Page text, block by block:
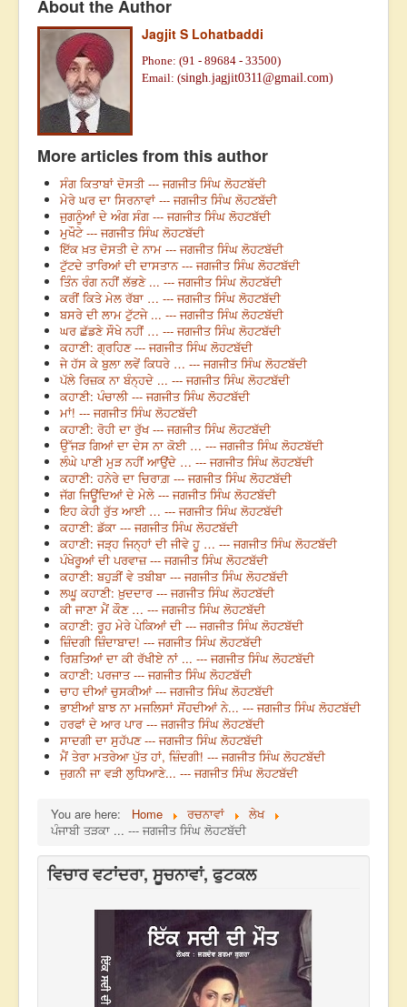
About the Author
Jagjit S Lohatbaddi
Phone: (91 - 89684 - 33500)
Email: (singh.jagjit0311@gmail.com)
More articles from this author
ਸੰਗ ਕਿਤਾਬਾਂ ਦੋਸਤੀ --- ਜਗਜੀਤ ਸਿੰਘ ਲੋਹਟਬੱਦੀ
ਮੇਰੇ ਘਰ ਦਾ ਸਿਰਨਾਵਾਂ --- ਜਗਜੀਤ ਸਿੰਘ ਲੋਹਟਬੱਦੀ
ਜੁਗਨੂੰਆਂ ਦੇ ਅੰਗ ਸੰਗ --- ਜਗਜੀਤ ਸਿੰਘ ਲੋਹਟਬੱਦੀ
ਮੁਖੌਟੇ --- ਜਗਜੀਤ ਸਿੰਘ ਲੋਹਟਬੱਦੀ
ਇੱਕ ਖ਼ਤ ਦੋਸਤੀ ਦੇ ਨਾਮ --- ਜਗਜੀਤ ਸਿੰਘ ਲੋਹਟਬੱਦੀ
ਟੁੱਟਦੇ ਤਾਰਿਆਂ ਦੀ ਦਾਸਤਾਨ --- ਜਗਜੀਤ ਸਿੰਘ ਲੋਹਟਬੱਦੀ
ਤਿੰਨ ਰੰਗ ਨਹੀਂ ਲੱਭਣੇ ... --- ਜਗਜੀਤ ਸਿੰਘ ਲੋਹਟਬੱਦੀ
ਕਰੀਂ ਕਿਤੇ ਮੇਲ ਰੱਬਾ … --- ਜਗਜੀਤ ਸਿੰਘ ਲੋਹਟਬੱਦੀ
ਬਸਰੇ ਦੀ ਲਾਮ ਟੁੱਟਜੇ ... --- ਜਗਜੀਤ ਸਿੰਘ ਲੋਹਟਬੱਦੀ
ਘਰ ਛੱਡਣੇ ਸੌਖੇ ਨਹੀਂ … --- ਜਗਜੀਤ ਸਿੰਘ ਲੋਹਟਬੱਦੀ
ਕਹਾਣੀ: ਗ੍ਰਹਿਣ --- ਜਗਜੀਤ ਸਿੰਘ ਲੋਹਟਬੱਦੀ
ਜੇ ਹੱਸ ਕੇ ਬੁਲਾ ਲਵੇਂ ਕਿਧਰੇ … --- ਜਗਜੀਤ ਸਿੰਘ ਲੋਹਟਬੱਦੀ
ਪੱਲੇ ਰਿਜ਼ਕ ਨਾ ਬੰਨ੍ਹਦੇ ... --- ਜਗਜੀਤ ਸਿੰਘ ਲੋਹਟਬੱਦੀ
ਕਹਾਣੀ: ਪੰਚਾਲੀ --- ਜਗਜੀਤ ਸਿੰਘ ਲੋਹਟਬੱਦੀ
ਮਾਂ! --- ਜਗਜੀਤ ਸਿੰਘ ਲੋਹਟਬੱਦੀ
ਕਹਾਣੀ: ਰੋਹੀ ਦਾ ਰੁੱਖ --- ਜਗਜੀਤ ਸਿੰਘ ਲੋਹਟਬੱਦੀ
ਉੱਜੜ ਗਿਆਂ ਦਾ ਦੇਸ ਨਾ ਕੋਈ … --- ਜਗਜੀਤ ਸਿੰਘ ਲੋਹਟਬੱਦੀ
ਲੰਘੇ ਪਾਣੀ ਮੁੜ ਨਹੀਂ ਆਉਂਦੇ … --- ਜਗਜੀਤ ਸਿੰਘ ਲੋਹਟਬੱਦੀ
ਕਹਾਣੀ: ਹਨੇਰੇ ਦਾ ਚਿਰਾਗ਼ --- ਜਗਜੀਤ ਸਿੰਘ ਲੋਹਟਬੱਦੀ
ਜੱਗ ਜਿਊਂਦਿਆਂ ਦੇ ਮੇਲੇ --- ਜਗਜੀਤ ਸਿੰਘ ਲੋਹਟਬੱਦੀ
ਇਹ ਕੇਹੀ ਰੁੱਤ ਆਈ … --- ਜਗਜੀਤ ਸਿੰਘ ਲੋਹਟਬੱਦੀ
ਕਹਾਣੀ: ਡੱਕਾ --- ਜਗਜੀਤ ਸਿੰਘ ਲੋਹਟਬੱਦੀ
ਕਹਾਣੀ: ਜੜ੍ਹ ਜਿਨ੍ਹਾਂ ਦੀ ਜੀਵੇ ਹੂ … --- ਜਗਜੀਤ ਸਿੰਘ ਲੋਹਟਬੱਦੀ
ਪੰਖੇਰੂਆਂ ਦੀ ਪਰਵਾਜ਼ --- ਜਗਜੀਤ ਸਿੰਘ ਲੋਹਟਬੱਦੀ
ਕਹਾਣੀ: ਬਹੁੜੀਂ ਵੇ ਤਬੀਬਾ --- ਜਗਜੀਤ ਸਿੰਘ ਲੋਹਟਬੱਦੀ
ਲਘੂ ਕਹਾਣੀ: ਖ਼ੁਦਦਾਰ --- ਜਗਜੀਤ ਸਿੰਘ ਲੋਹਟਬੱਦੀ
ਕੀ ਜਾਣਾ ਮੈਂ ਕੌਣ … --- ਜਗਜੀਤ ਸਿੰਘ ਲੋਹਟਬੱਦੀ
ਕਹਾਣੀ: ਰੂਹ ਮੇਰੇ ਪੇਕਿਆਂ ਦੀ --- ਜਗਜੀਤ ਸਿੰਘ ਲੋਹਟਬੱਦੀ
ਜ਼ਿੰਦਗੀ ਜ਼ਿੰਦਾਬਾਦ! --- ਜਗਜੀਤ ਸਿੰਘ ਲੋਹਟਬੱਦੀ
ਰਿਸ਼ਤਿਆਂ ਦਾ ਕੀ ਰੱਖੀਏ ਨਾਂ ... --- ਜਗਜੀਤ ਸਿੰਘ ਲੋਹਟਬੱਦੀ
ਕਹਾਣੀ: ਪਰਜਾਤ --- ਜਗਜੀਤ ਸਿੰਘ ਲੋਹਟਬੱਦੀ
ਚਾਹ ਦੀਆਂ ਚੁਸਕੀਆਂ --- ਜਗਜੀਤ ਸਿੰਘ ਲੋਹਟਬੱਦੀ
ਭਾਈਆਂ ਬਾਝ ਨਾ ਮਜਲਿਸਾਂ ਸੋਂਹਦੀਆਂ ਨੇ... --- ਜਗਜੀਤ ਸਿੰਘ ਲੋਹਟਬੱਦੀ
ਹਰਫਾਂ ਦੇ ਆਰ ਪਾਰ --- ਜਗਜੀਤ ਸਿੰਘ ਲੋਹਟਬੱਦੀ
ਸਾਦਗੀ ਦਾ ਸੁਹੱਪਣ --- ਜਗਜੀਤ ਸਿੰਘ ਲੋਹਟਬੱਦੀ
ਮੈਂ ਤੇਰਾ ਮਤਰੇਆ ਪੁੱਤ ਹਾਂ, ਜ਼ਿੰਦਗੀ! --- ਜਗਜੀਤ ਸਿੰਘ ਲੋਹਟਬੱਦੀ
ਜੁਗਨੀ ਜਾ ਵੜੀ ਲੁਧਿਆਣੇ... --- ਜਗਜੀਤ ਸਿੰਘ ਲੋਹਟਬੱਦੀ
You are here: Home ਰਚਨਾਵਾਂ
ਲੇਖ
ਪੰਜਾਬੀ ਤੜਕਾ ... --- ਜਗਜੀਤ ਸਿੰਘ ਲੋਹਟਬੱਦੀ
ਵਿਚਾਰ ਵਟਾਂਦਰਾ, ਸੂਚਨਾਵਾਂ, ਫੁਟਕਲ